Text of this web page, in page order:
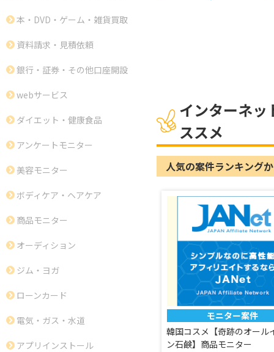
本・DVD・ゲーム・雑貨買取
資料請求・見積依頼
銀行・証券・その他口座開設
webサービス
ダイエット・健康食品
アンケートモニター
美容モニター
ボディケア・ヘアケア
商品モニター
オーディション
ジム・ヨガ
ローンカード
電気・ガス・水道
アプリインストール
インターネッ
ススメ
人気の案件ランキング
モニター案件
韓国コスメ【奇跡のオール
ン石鹸】商品モニター